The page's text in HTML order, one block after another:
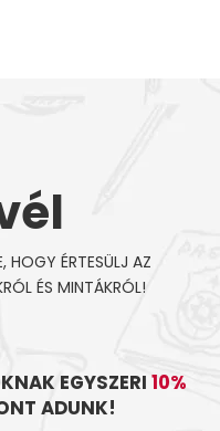
HOGY ÉRTESÜLJ AZ
ÉS MINTÁKRÓL!
EGYSZERI 10%
ADUNK!